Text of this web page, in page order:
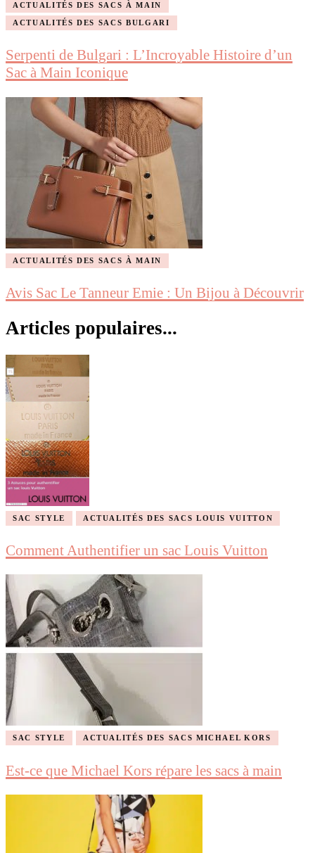
ACTUALITÉS DES SACS À MAIN
ACTUALITÉS DES SACS BULGARI
Serpenti de Bulgari : L’Incroyable Histoire d’un
Sac à Main Iconique
ACTUALITÉS DES SACS À MAIN
Avis Sac Le Tanneur Emie : Un Bijou à Découvrir
Articles populaires...
SAC STYLE ACTUALITÉS DES SACS LOUIS VUITTON
Comment Authentifier un sac Louis Vuitton
SAC STYLE ACTUALITÉS DES SACS MICHAEL KORS
Est-ce que Michael Kors répare les sacs à main